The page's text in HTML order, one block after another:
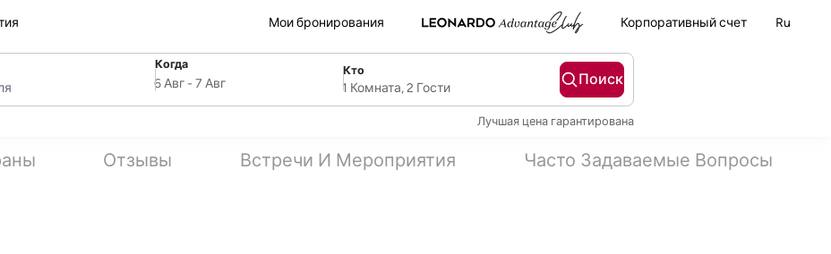
Мои бронирования Корпоративный счет Ru
Когда
SelectDate
6 Авг- 7 Авг
Кто
Username
1 Комната, 2 Гости
Поиск
Лучшая цена гарантирована
Отзывы Встречи И Мероприятия Часто Задаваемые Вопросы